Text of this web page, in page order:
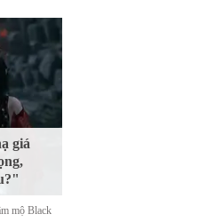
giá
mộ Black